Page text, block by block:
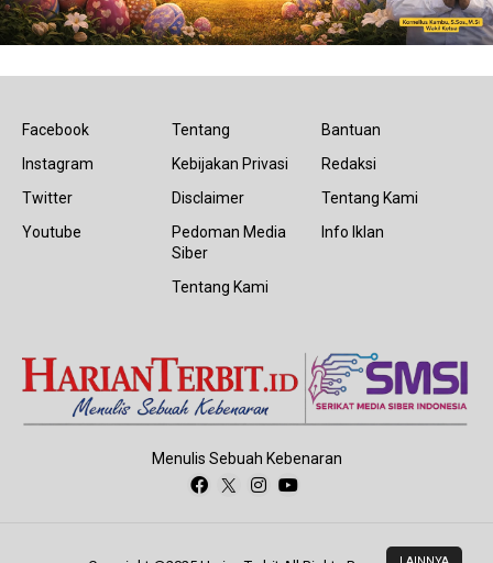
Facebook
Instagram
Twitter
Youtube
Tentang
Kebijakan Privasi
Disclaimer
Pedoman Media
Siber
Tentang Kami
Bantuan
Redaksi
Tentang Kami
Info Iklan
Menulis Sebuah Kebenaran